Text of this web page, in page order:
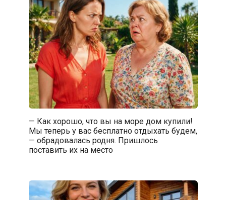
— Как хорошо, что вы на море дом купили!
Мы теперь у вас бесплатно отдыхать будем,
— обрадовалась родня. Пришлось
поставить их на место